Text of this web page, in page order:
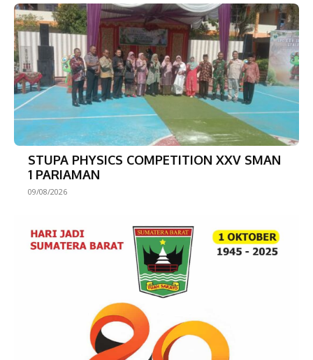
STUPA PHYSICS COMPETITION XXV SMAN
1 PARIAMAN
09/08/2026